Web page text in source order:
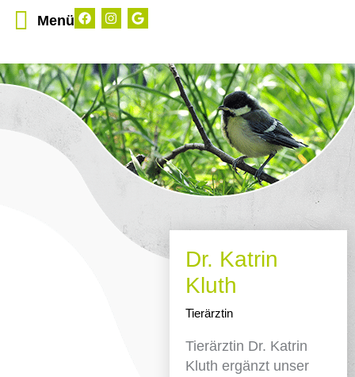
Menü
Dr. Katrin
Kluth
Tierärztin
Tierärztin Dr. Katrin
Kluth ergänzt unser